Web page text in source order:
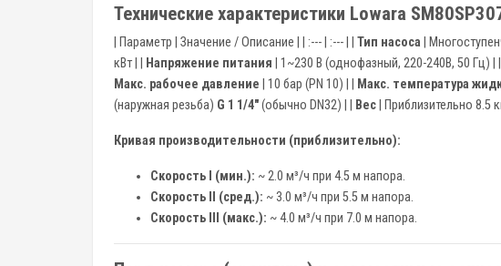
Технические характеристики Lowara
| Параметр | Значение / Описание | | :--- | :--- | | Тип насоса |
кВт | |
Напряжение питания | 1~230 В (однофазный, 220-240В, 50 Гц) | |
Макс. рабочее давление | 10 бар (PN 10) | | Макс. температура
(наружная резьба) G 1 1/4"(обычно DN32) | | Вес | Приблизительно 8.5
Кривая производительности (приблизительно):
Скорость I (мин.): ~ 2.0 м³/ч при 4.5 м напора.
Скорость II (сред.): ~ 3.0 м³/ч при 5.5 м напора.
Скорость III (макс.): ~ 4.0 м³/ч при 7.0 м напора.